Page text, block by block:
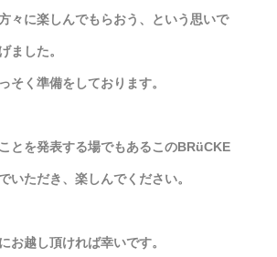
々に楽しんでもらおう、という思いで
ました。
そく準備をしております。
とを発表する場でもあるこのBRüCKE
いただき、楽しんでください。
お越し頂ければ幸いです。